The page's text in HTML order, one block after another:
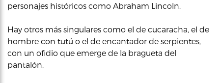
personajes históricos como Abraham Lincoln.
Hay otros más singulares como el de cucaracha, el de
hombre con tutú o el de encantador de serpientes,
con un ofidio que emerge de la bragueta del
pantalón.